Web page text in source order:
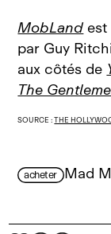
MobLandest
par Guy
aux côtés de
The
SOURCE :THE
acheter Mad